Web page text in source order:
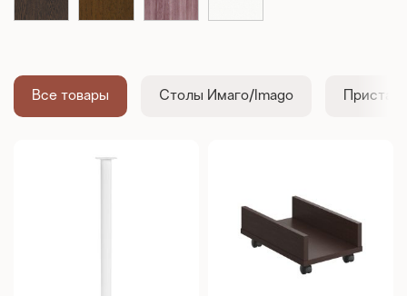
Все товары Столы Имаго/Imago